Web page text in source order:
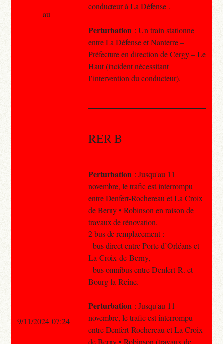
conducteur à La Défense .
Perturbation : Un train stationne
entre La Défense et Nanterre –
Préfecture en direction de Cergy – Le
Haut (incident nécessitant
l’intervention du conducteur).
RER B
Perturbation : Jusqu'au 11
novembre, le trafic est interrompu
entre Denfert-Rochereau et La Croix
de Berny • Robinson en raison de
travaux de rénovation.
2 bus de remplacement :
- bus direct entre Porte d’Orléans et
La-Croix-de-Berny,
- bus omnibus entre Denfert-R. et
Bourg-la-Reine.
Perturbation : Jusqu'au 11
novembre, le trafic est interrompu
entre Denfert-Rochereau et La Croix
de Berny • Robinson (travaux de
au
9/11/2024 07:24